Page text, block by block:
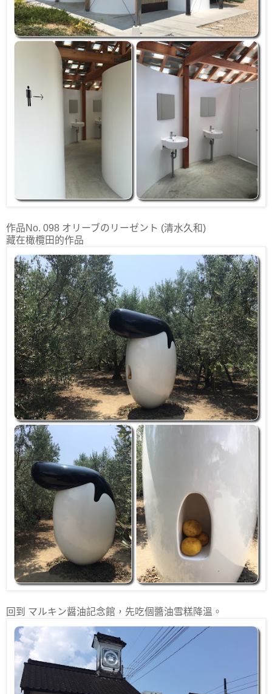
作品No. 098 オリーブのリーゼント (清水久和)
藏在橄欖田的作品
回到 マルキン醤油記念館，先吃個醬油雪糕降溫。